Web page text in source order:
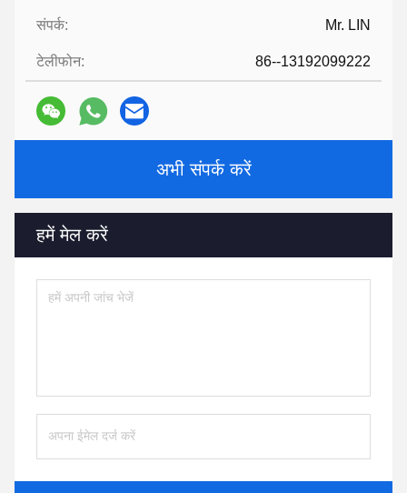
संपर्क: Mr. LIN
टेलीफोन: 86--13192099222
अभी संपर्क करें
हमें मेल करें